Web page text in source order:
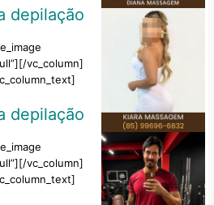
depilação
vc_column]
depilação
vc_column]